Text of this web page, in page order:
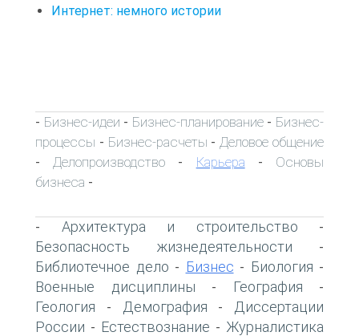
Интернет: немного истории
- Бизнес-идеи - Бизнес-планирование- Бизнес-
процессы - Бизнес-расчеты - Деловое общение
- Делопроизводство - Карьера - Основы
бизнеса -
- Архитектура и строительство -
Безопасность жизнедеятельности -
Библиотечное дело - Бизнес - Биология -
Военные дисциплины - География -
Геология - Демография -
Диссертации
России - Естествознание - Журналистика